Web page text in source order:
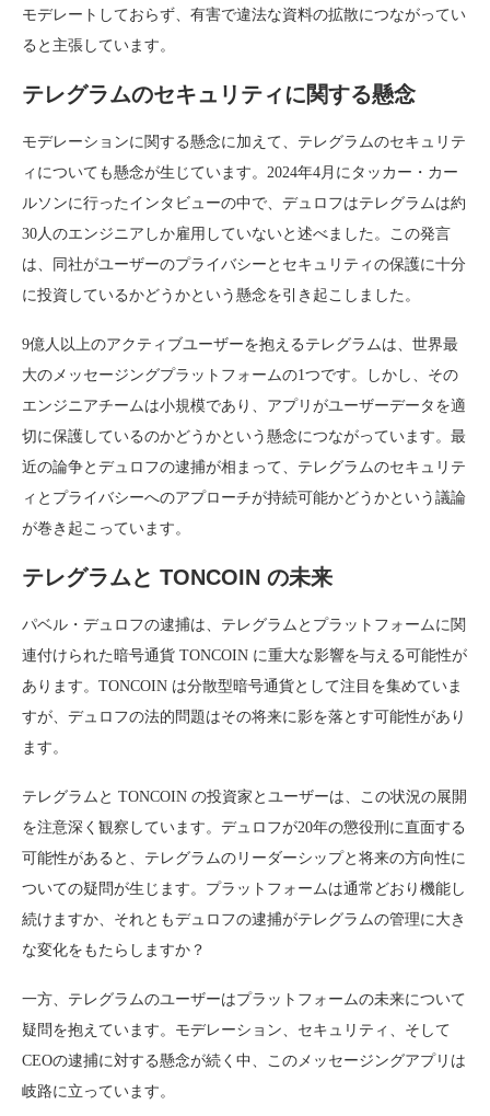
モデレートしておらず、有害で違法な資料の拡散につながってい
ると主張しています。
テレグラムのセキュリティに関する懸念
モデレーションに関する懸念に加えて、テレグラムのセキュリテ
ィについても懸念が生じています。2024年4月にタッカー・カー
ルソンに行ったインタビューの中で、デュロフはテレグラムは約
30人のエンジニアしか雇用していないと述べました。この発言
は、同社がユーザーのプライバシーとセキュリティの保護に十分
に投資しているかどうかという懸念を引き起こしました。
9億人以上のアクティブユーザーを抱えるテレグラムは、世界最
大のメッセージングプラットフォームの1つです。しかし、その
エンジニアチームは小規模であり、アプリがユーザーデータを適
切に保護しているのかどうかという懸念につながっています。最
近の論争とデュロフの逮捕が相まって、テレグラムのセキュリテ
ィとプライバシーへのアプローチが持続可能かどうかという議論
が巻き起こっています。
テレグラムと TONCOIN の未来
パベル・デュロフの逮捕は、テレグラムとプラットフォームに関
連付けられた暗号通貨 TONCOIN に重大な影響を与える可能性が
あります。TONCOIN は分散型暗号通貨として注目を集めていま
すが、デュロフの法的問題はその将来に影を落とす可能性があり
ます。
テレグラムと TONCOIN の投資家とユーザーは、この状況の展開
を注意深く観察しています。デュロフが20年の懲役刑に直面する
可能性があると、テレグラムのリーダーシップと将来の方向性に
ついての疑問が生じます。プラットフォームは通常どおり機能し
続けますか、それともデュロフの逮捕がテレグラムの管理に大き
な変化をもたらしますか？
一方、テレグラムのユーザーはプラットフォームの未来について
疑問を抱えています。モデレーション、セキュリティ、そして
CEOの逮捕に対する懸念が続く中、このメッセージングアプリは
岐路に立っています。